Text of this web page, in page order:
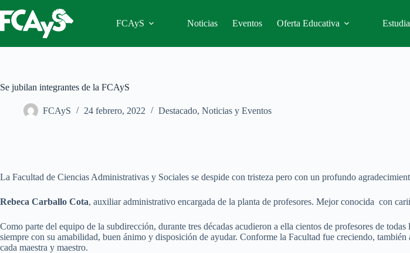
al
contenido
FCAyS Noticias Eventos Oferta Educativa
Se jubilan integrantes de la FCAyS
FCAyS 24 febrero, 2022 Destacado, Noticias y Eventos
La Facultad de Ciencias Administrativas y Sociales se despide con tristeza pero con un profundo
Rebeca Carballo Cota, auxiliar administrativo encargada de la planta de profesores. Mejor conocida con
Como parte del equipo de la subdirección, durante tres décadas acudieron a ella cientos de profesores de
siempre con su amabilidad, buen ánimo y disposición de ayudar. Conforme la Facultad fue creciendo,
cada maestra y maestro.